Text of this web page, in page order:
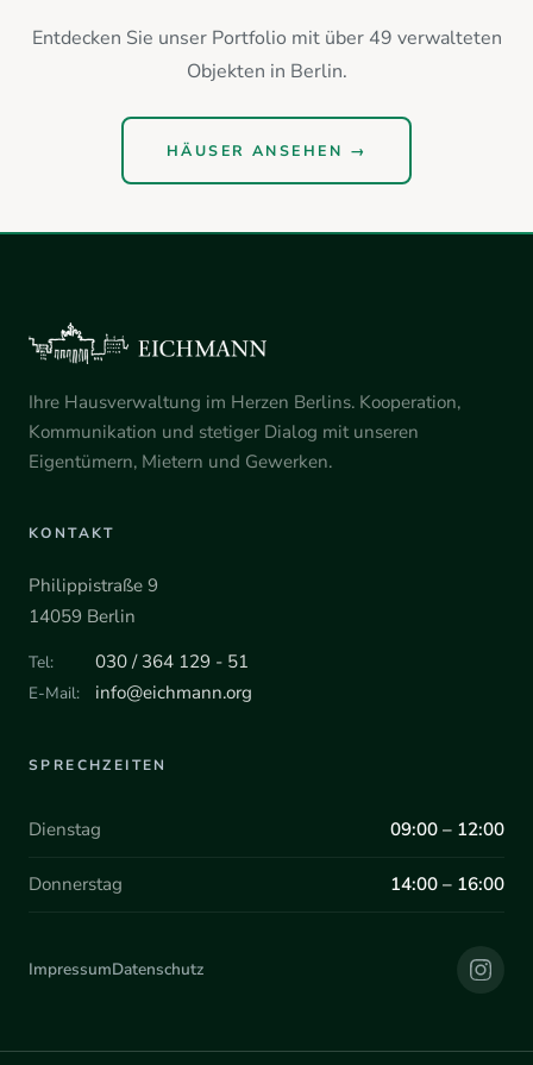
Entdecken Sie unser Portfolio mit über 49 verwalteten
Objekten in Berlin.
HÄUSER ANSEHEN →
Ihre Hausverwaltung im Herzen Berlins. Kooperation,
Kommunikation und stetiger Dialog mit unseren
Eigentümern, Mietern und Gewerken.
KONTAKT
Philippistraße 9
14059 Berlin
Tel: 030 / 364 129 - 51
E-Mail: info@eichmann.org
SPRECHZEITEN
Dienstag 09:00 – 12:00
Donnerstag 14:00 – 16:00
ImpressumDatenschutz